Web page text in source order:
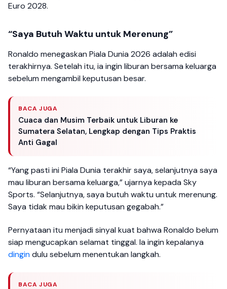
Euro 2028.
“Saya Butuh Waktu untuk Merenung”
Ronaldo menegaskan Piala Dunia 2026 adalah edisi
terakhirnya. Setelah itu, ia ingin liburan bersama keluarga
sebelum mengambil keputusan besar.
BACA JUGA
Cuaca dan Musim Terbaik untuk Liburan ke
Sumatera Selatan, Lengkap dengan Tips Praktis
Anti Gagal
“Yang pasti ini Piala Dunia terakhir saya, selanjutnya saya
mau liburan bersama keluarga,” ujarnya kepada Sky
Sports. “Selanjutnya, saya butuh waktu untuk merenung.
Saya tidak mau bikin keputusan gegabah.”
Pernyataan itu menjadi sinyal kuat bahwa Ronaldo belum
siap mengucapkan selamat tinggal. Ia ingin kepalanya
dingindulu sebelum menentukan langkah.
BACA JUGA